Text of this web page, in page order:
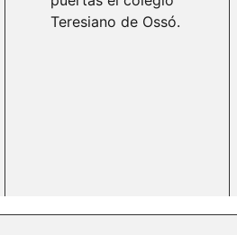
Teresiano de Ossó.